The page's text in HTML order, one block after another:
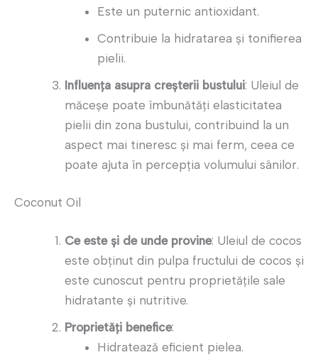
Este un puternic antioxidant.
Contribuie la hidratarea și tonifierea
pielii.
Influența asupra creșterii bustului: Uleiul de
măceșe poate îmbunătăți elasticitatea
pielii din zona bustului, contribuind la un
aspect mai tineresc și mai ferm, ceea ce
poate ajuta în percepția volumului sânilor.
Coconut Oil
Ce este și de unde provine: Uleiul de cocos
este obținut din pulpa fructului de cocos și
este cunoscut pentru proprietățile sale
hidratante și nutritive.
Proprietăți benefice:
Hidratează eficient pielea.